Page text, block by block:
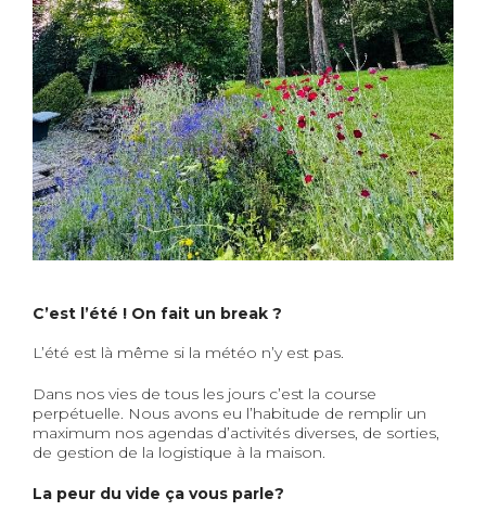
C’est l’été ! On fait un break ?
L’été est là même si la météo n’y est pas.
Dans nos vies de tous les jours c’est la course
perpétuelle. Nous avons eu l’habitude de remplir un
maximum nos agendas d’activités diverses, de sorties,
de gestion de la logistique à la maison.
La peur du vide ça vous parle?